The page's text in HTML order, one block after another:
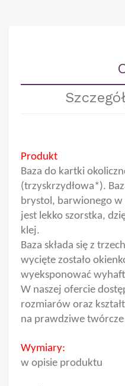
Produkt
Baza do kartki
(trzyskrzydłowa*).
brystol, barwionego w
jest lekko szorstka,
klej.
Baza składa się z
wycięte zostało
wyeksponować
W naszej ofercie
rozmiarów oraz
na prawdziwe
Wymiary:
w opisie produktu